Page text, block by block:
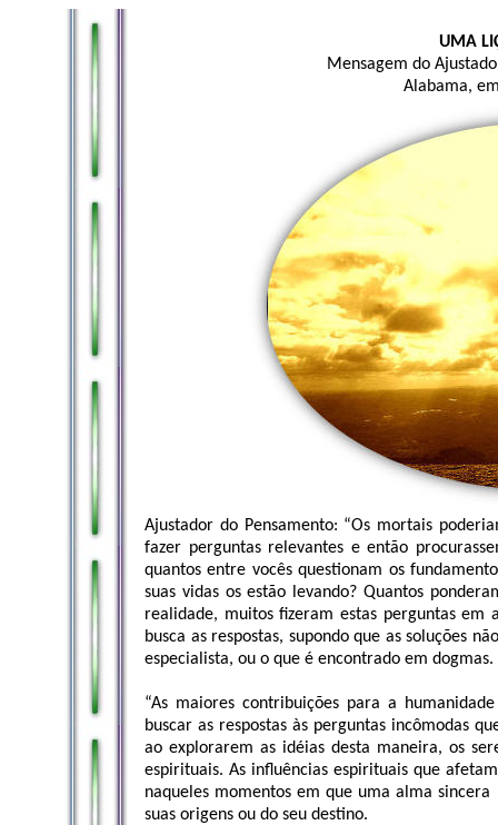
UMA
Mensagem do
Alabama,
Ajustador do Pensamento: “Os mortais
fazer perguntas relevantes e então
quantos entre vocês questionam os
suas vidas os estão levando? Quantos
realidade, muitos fizeram estas perguntas
busca as respostas, supondo que as soluções
especialista, ou o que é encontrado em dogmas.
“As maiores contribuições para a
buscar as respostas às perguntas incômodas
ao explorarem as idéias desta maneira, os
espirituais. As influências espirituais que
naqueles momentos em que uma alma
suas origens ou do seu destino.